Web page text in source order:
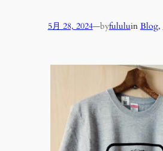
5月 28, 2024—byfululuin Blog,